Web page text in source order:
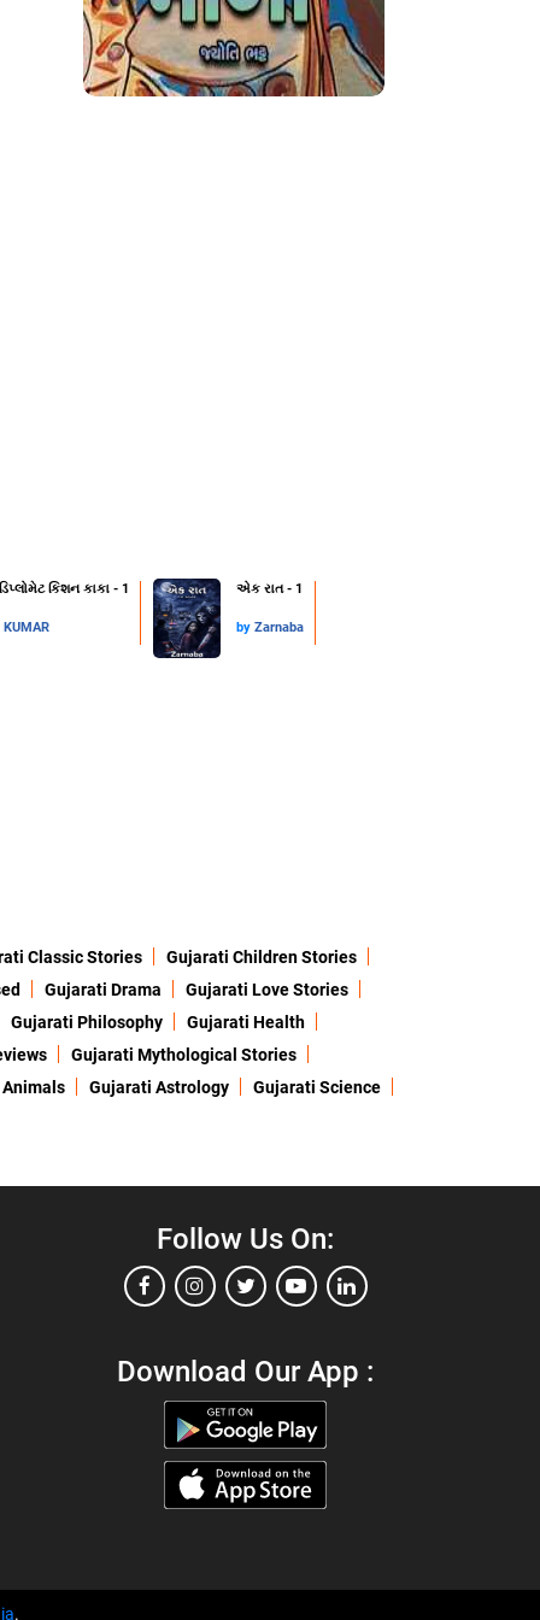
કિશન કાકા - 1
KUMAR
એક રાત - 1
by Zarnaba
Classic Stories
Gujarati Children Stories
Gujarati Drama
Gujarati Love Stories
Gujarati Philosophy
Gujarati Health
Gujarati Mythological Stories
Gujarati Astrology Gujarati Science
Follow Us On:
Download Our App :
.